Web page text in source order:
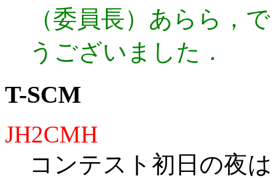
（委員長）あらら，
うございました．
T-SCM
JH2CMH
コンテスト初日の夜